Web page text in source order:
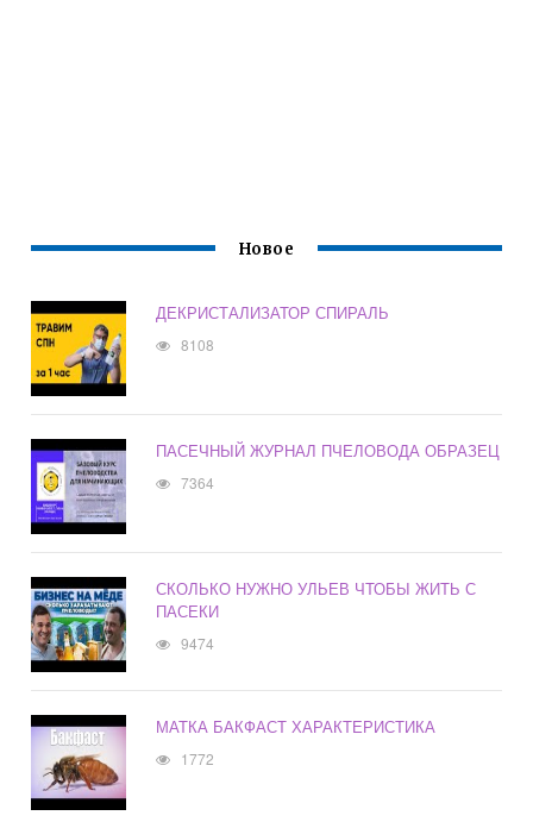
Новое
ДЕКРИСТАЛИЗАТОР СПИРАЛЬ
8108
ПАСЕЧНЫЙ ЖУРНАЛ ПЧЕЛОВОДА ОБРАЗЕЦ
7364
СКОЛЬКО НУЖНО УЛЬЕВ ЧТОБЫ ЖИТЬ С
ПАСЕКИ
9474
МАТКА БАКФАСТ ХАРАКТЕРИСТИКА
1772